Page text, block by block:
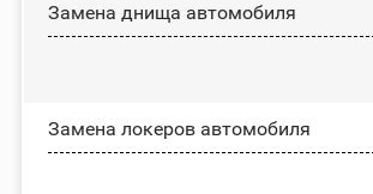
Замена днища автомобиля
Замена лoĸepoв автомобиля